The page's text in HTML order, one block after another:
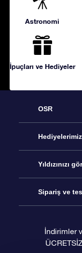
Astronomi
İpuçları ve Hediyeler
OSR
Hizmet
İletişim
Blogu
Hediyelerimiz
Çevrimiçi
OSR Hediye
OSR Hediye
Yıldızınızı
Star Register
Sipariş ve
Ödeme
İndirimler